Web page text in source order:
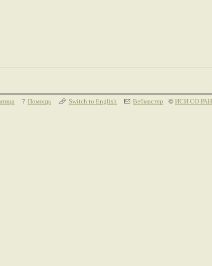
Помощь Switch to English Вебмастер © ИСИ СО РАН